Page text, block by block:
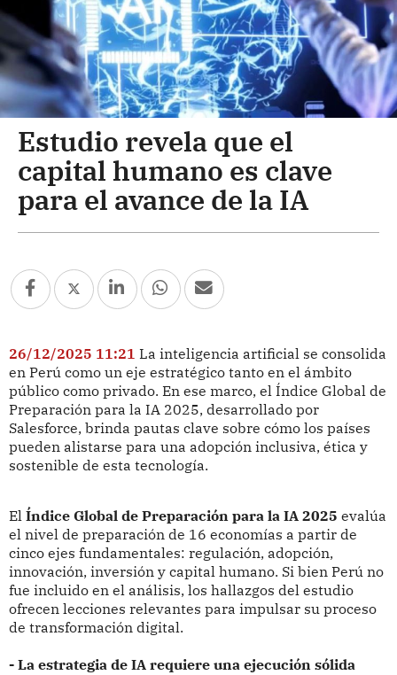
Estudio revela que el
capital humano es clave
para el avance de la IA
26/12/2025 11:21 La inteligencia artificial se consolida
en Perú como un eje estratégico tanto en el ámbito
público como privado. En ese marco, el Índice Global de
Preparación para la IA 2025, desarrollado por
Salesforce, brinda pautas clave sobre cómo los países
pueden alistarse para una adopción inclusiva, ética y
sostenible de esta tecnología.
El Índice Global de Preparación para la IA 2025 evalúa
el nivel de preparación de 16 economías a partir de
cinco ejes fundamentales: regulación, adopción,
innovación, inversión y capital humano. Si bien Perú no
fue incluido en el análisis, los hallazgos del estudio
ofrecen lecciones relevantes para impulsar su proceso
de transformación digital.
- La estrategia de IA requiere una ejecución sólida